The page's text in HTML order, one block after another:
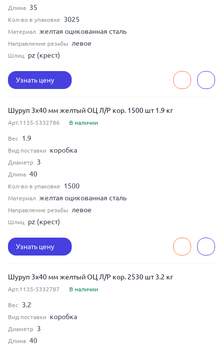
Длина 35
Кол-во в упаковке 3025
Материал желтая оцикованная сталь
Направление резьбы левое
Шлиц pz (крест)
Узнать цену
Шуруп 3x40 мм желтый ОЦ Л/Р кор. 1500 шт 1.9 кг
Арт.1135-5332786 В наличии
Вес 1.9
Вид поставки коробка
Диаметр 3
Длина 40
Кол-во в упаковке 1500
Материал желтая оцикованная сталь
Направление резьбы левое
Шлиц pz (крест)
Узнать цену
Шуруп 3x40 мм желтый ОЦ Л/Р кор. 2530 шт 3.2 кг
Арт.1135-5332787 В наличии
Вес 3.2
Вид поставки коробка
Диаметр 3
Длина 40